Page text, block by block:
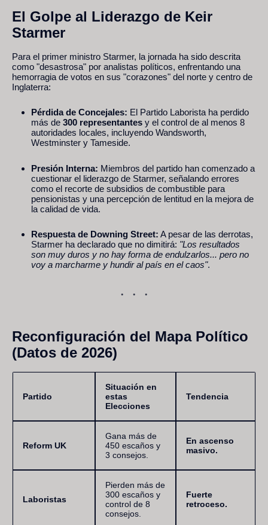
El Golpe al Liderazgo de Keir
Starmer
Para el primer ministro Starmer, la jornada ha sido descrita
como "desastrosa" por analistas políticos, enfrentando una
hemorragia de votos en sus "corazones" del norte y centro de
Inglaterra:
Pérdida de Concejales: El Partido Laborista ha perdido
más de 300 representantes y el control de al menos 8
autoridades locales, incluyendo Wandsworth,
Westminster y Tameside.
Presión Interna: Miembros del partido han comenzado a
cuestionar el liderazgo de Starmer, señalando errores
como el recorte de subsidios de combustible para
pensionistas y una percepción de lentitud en la mejora de
la calidad de vida.
Respuesta de Downing Street: A pesar de las derrotas,
Starmer ha declarado que no dimitirá: "Los resultados
son muy duros y no hay forma de endulzarlos... pero no
voy a marcharme y hundir al país en el caos".
Reconfiguración del Mapa Político
(Datos de 2026)
Partido
Situación en
estas
Elecciones
Tendencia
Reform UK
Gana más de
450 escaños y
3 consejos.
En ascenso
masivo.
Laboristas
Pierden más de
300 escaños y
control de 8
consejos.
Fuerte
retroceso.